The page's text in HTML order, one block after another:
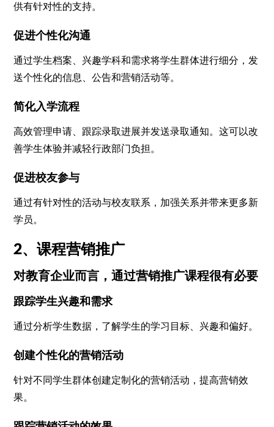
供有针对性的支持。
促进个性化沟通
通过学生档案、兴趣学科和需求将学生群体进行细分，发
送个性化的信息、公告和营销活动等。
简化入学流程
高效管理申请、跟踪录取进展并发送录取通知。这可以改
善学生体验并减轻行政部门负担。
促进校友参与
通过有针对性的活动与校友联系，加强关系并带来更多新
学员。
2、课程营销推广
对教育企业而言，通过营销推广课程很有必要
跟踪学生兴趣和需求
通过分析学生数据，了解学生的学习目标、兴趣和偏好。
创建个性化的营销活动
针对不同学生群体创建定制化的营销活动，提高营销效
果。